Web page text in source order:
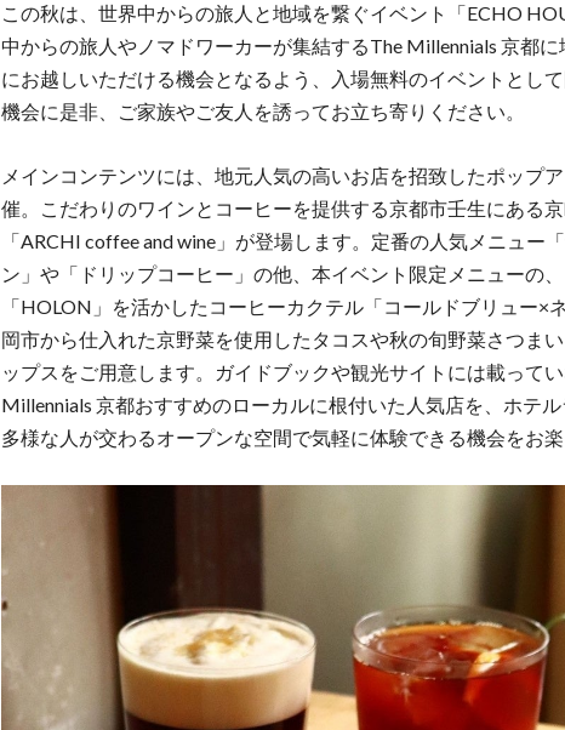
この秋は、世界中からの旅人と地域を繋ぐイベント「ECHO
中からの旅人やノマドワーカーが集結するThe Millennials 京都
にお越しいただける機会となるよう、入場無料のイベントとし
機会に是非、ご家族やご友人を誘ってお立ち寄りください。
メインコンテンツには、地元人気の高いお店を招致したポップ
催。こだわりのワインとコーヒーを提供する京都市壬生にある
「ARCHI coffee and wine」が登場します。定番の人気メニュー
ン」や「ドリップコーヒー」の他、本イベント限定メニューの
「HOLON」を活かしたコーヒーカクテル「コールドブリュー×
岡市から仕入れた京野菜を使用したタコスや秋の旬野菜さつま
ップスをご用意します。ガイドブックや観光サイトには載って
Millennials 京都おすすめのローカルに根付いた人気店を、ホテ
多様な人が交わるオープンな空間で気軽に体験できる機会をお楽